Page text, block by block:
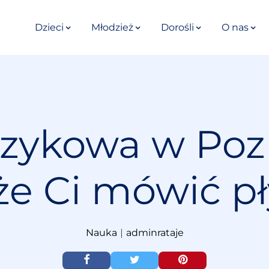
Dzieci Młodzież Dorośli O nas
w
Ci mówić
Nauka | adminrataje